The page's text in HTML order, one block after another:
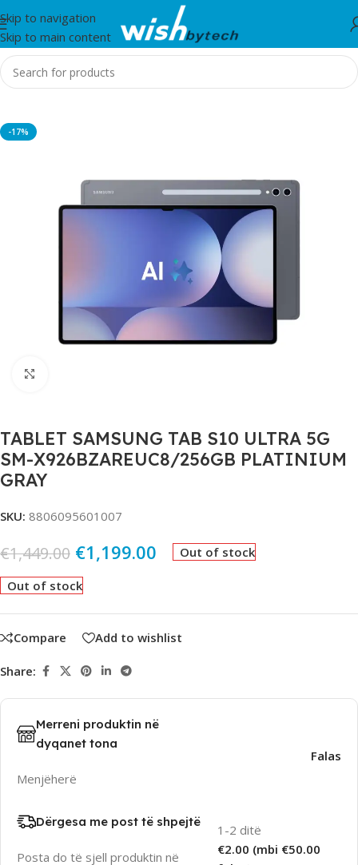
Skip to navigation
Skip to main content
Home/Tableta
-17%
TABLET SAMSUNG TAB S10 ULTRA 5G
SM-X926BZAREUC8/256GB PLATINIUM
GRAY
SKU: 8806095601007
€1,449.00 €1,199.00 Out of stock
Out of stock
Compare Add to wishlist
Share:
Merreni produktin në
dyqanet tona
Menjëherë
Falas
Dërgesa me post të shpejtë
Posta do të sjell produktin në
1-2 ditë
€2.00 (mbi €50.00